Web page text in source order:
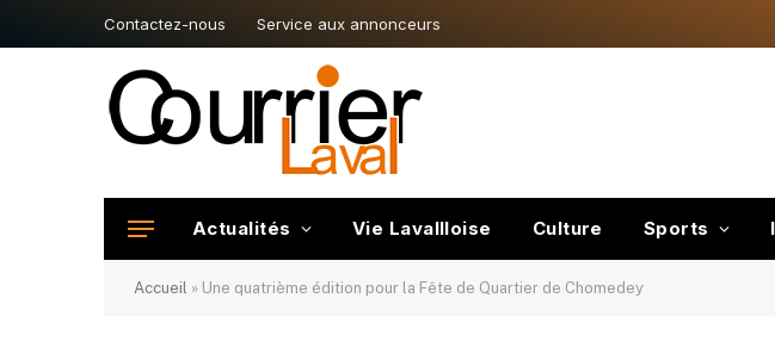
Contactez-nous Service aux annonceurs
Actualités Vie Lavallloise Culture Sports
Accueil » Une quatrième édition pour la Fête de Quartier de Chomedey